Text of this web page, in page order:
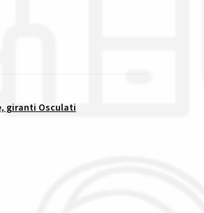
giranti Osculati